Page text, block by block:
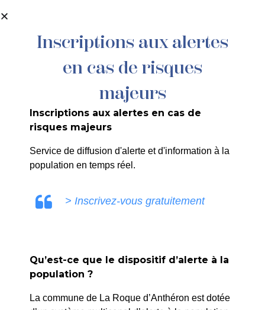
principal
Dr Briard Emilie
Inscriptions aux alertes
en cas de risques
majeurs
Inscriptions aux alertes en cas de
risques majeurs
Service de diffusion d'alerte et d'information à la
population en temps réel.
> Inscrivez-vous gratuitement
Qu’est-ce que le dispositif d’alerte à la
population ?
La commune de La Roque d’Anthéron est dotée